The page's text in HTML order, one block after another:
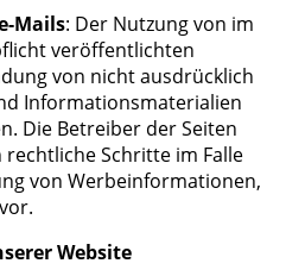
Mails: Der Nutzung von im
veröffentlichten
von nicht ausdrücklich
Informationsmaterialien
Die Betreiber der Seiten
Schritte im Falle
von Werbeinformationen,
Website